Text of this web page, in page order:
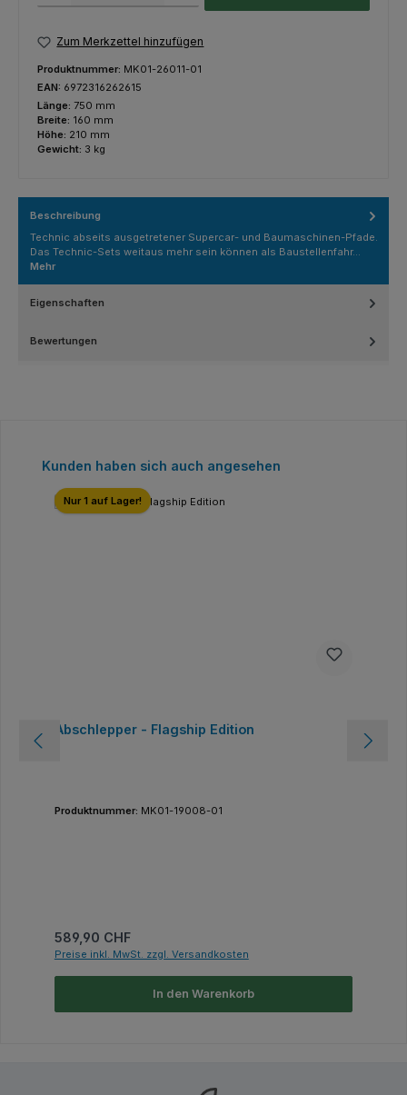
Zum Merkzettel hinzufügen
Produktnummer: MK01-26011-01
EAN: 6972316262615
Länge: 750 mm
Breite: 160 mm
Höhe: 210 mm
Gewicht: 3 kg
Beschreibung
Technic abseits ausgetretener Supercar- und Baumaschinen-Pfade.
Das Technic-Sets weitaus mehr sein können als Baustellenfahr…
Mehr
Eigenschaften
Bewertungen
Produktgalerie überspringen
Kunden haben sich auch angesehen
Nur 1 auf Lager!
Abschlepper - Flagship Edition
Produktnummer: MK01-19008-01
Regulärer Preis:
589,90 CHF
Preise inkl. MwSt. zzgl. Versandkosten
In den Warenkorb